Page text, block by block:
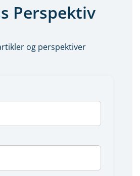
Perspektiv
og perspektiver